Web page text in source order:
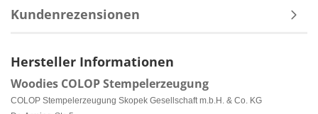
Kundenrezensionen
Hersteller Informationen
Woodies COLOP Stempelerzeugung
COLOP Stempelerzeugung Skopek Gesellschaft m.b.H. & Co. KG